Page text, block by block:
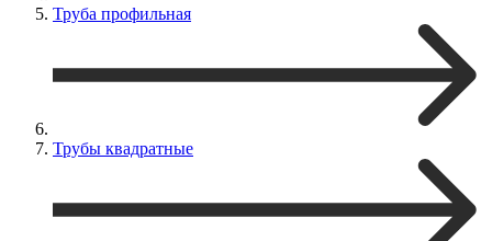
Труба профильная
Трубы квадратные